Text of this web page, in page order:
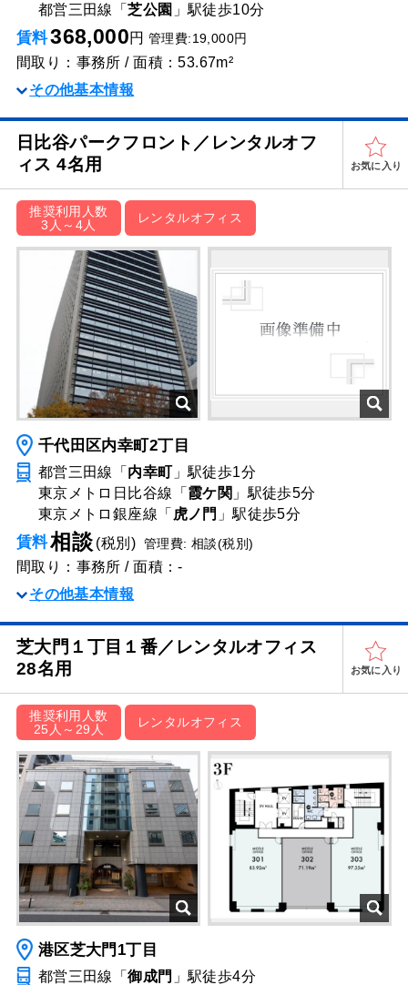
都営三田線「芝公園 」駅徒歩10分
賃料368,000円 管理費:19,000円
間取り：事務所 / 面積：53.67m²
その他基本情報
日比谷パークフロント／レンタルオフ
ィス 4名用
お気に入り
推奨利用人数
3人～4人
レンタルオフィス
千代田区内幸町2丁目
都営三田線「 内幸町 」駅徒歩1分
東京メトロ日比谷線「 霞ケ関 」駅徒歩5分
東京メトロ銀座線「 虎ノ門 」駅徒歩5分
賃料相談(税別) 管理費: 相談(税別)
間取り：事務所 / 面積：-
その他基本情報
芝大門１丁目１番／レンタルオフィス
28名用
お気に入り
推奨利用人数
25人～29人
レンタルオフィス
港区芝大門1丁目
都営三田線「御成門 」駅徒歩4分